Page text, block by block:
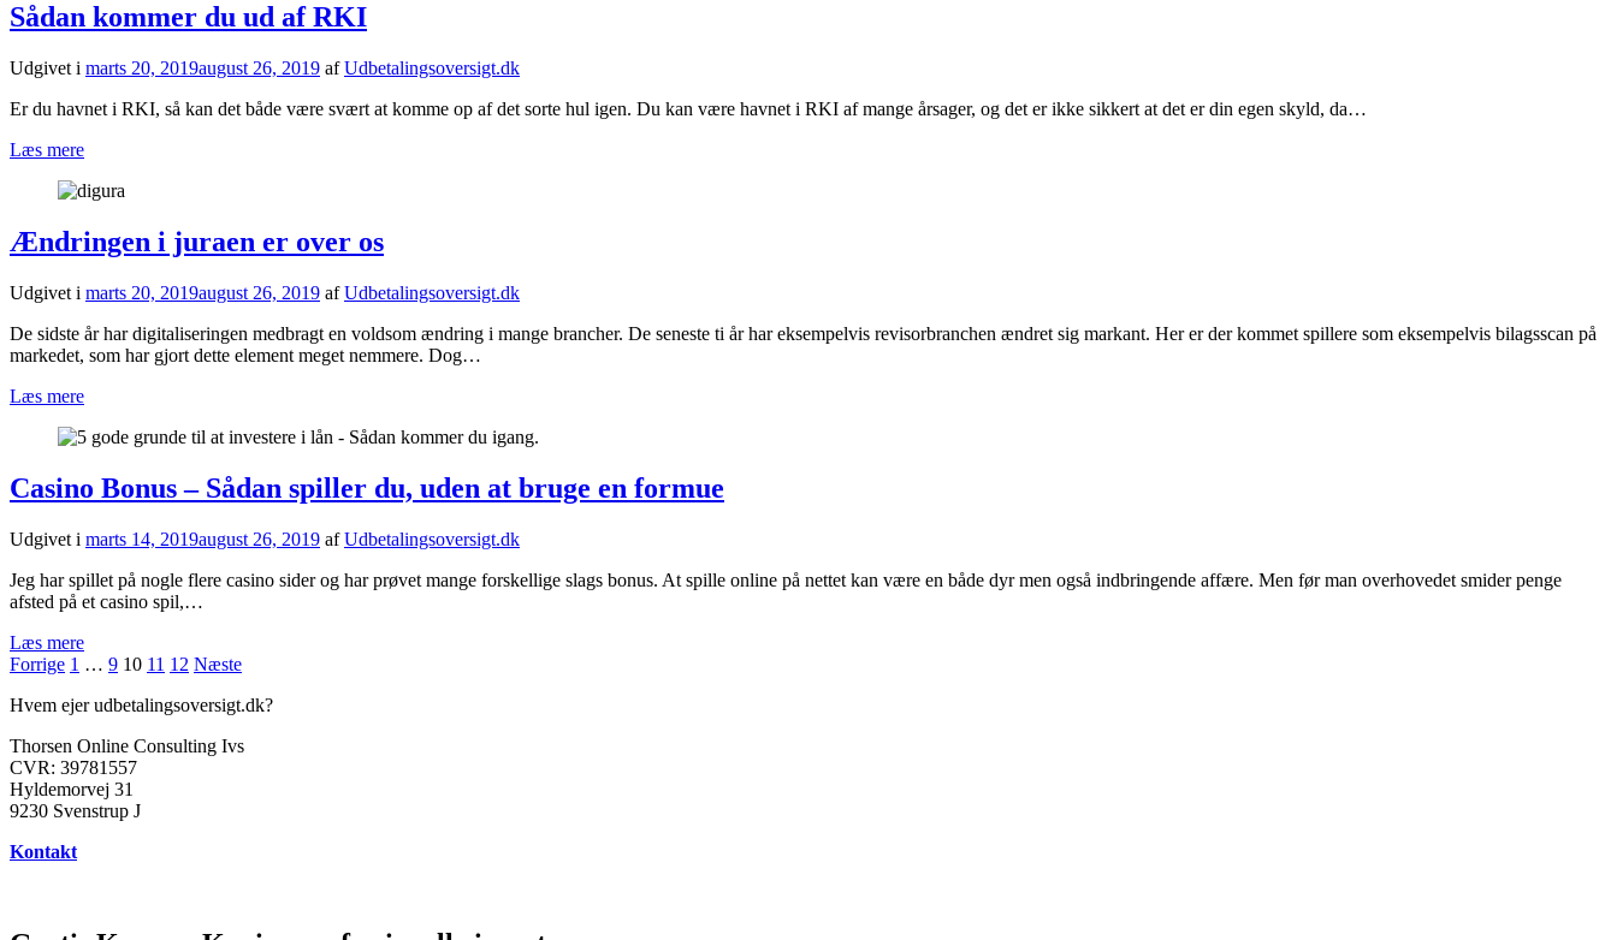
Sådan kommer du ud af RKI
Udgivet i marts 20, 2019august 26, 2019 afUdbetalingsoversigt.dk
Er du havnet i RKI, så kan det både være svært at komme op af det sorte hul igen. Du kan være havnet i RKI af mange årsager, og det er ikke sikkert at det er din egen skyld, da…
Læs mere
Ændringen i juraen er over os
Udgivet i marts 20, 2019august 26, 2019 afUdbetalingsoversigt.dk
De sidste år har digitaliseringen medbragt en voldsom ændring i mange brancher. De seneste ti år har eksempelvis revisorbranchen ændret sig markant. Her er der kommet spillere som eksempelvis bilagsscan på
markedet, som har gjort dette element meget nemmere. Dog…
Læs mere
Casino Bonus – Sådan spiller du, uden at bruge en formue
Udgivet i marts 14, 2019august 26, 2019 afUdbetalingsoversigt.dk
Jeg har spillet på nogle flere casino sider og har prøvet mange forskellige slags bonus. At spille online på nettet kan være en både dyr men også indbringende affære. Men før man overhovedet smider penge
afsted på et casino spil,…
Læs mere
Indlægsinddeling
Forrige 1 … 9 10 11 12 Næste
Hvem ejer udbetalingsoversigt.dk?
Thorsen Online Consulting Ivs
CVR: 39781557
Hyldemorvej 31
9230 Svenstrup J
Kontakt